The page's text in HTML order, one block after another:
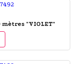
"VIOLET"